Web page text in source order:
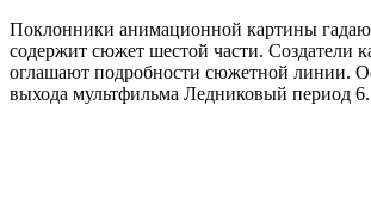
Поклонники анимационной картины
содержит сюжет шестой части. Создатели
оглашают подробности сюжетной линии.
выхода мультфильма Ледниковый период 6.